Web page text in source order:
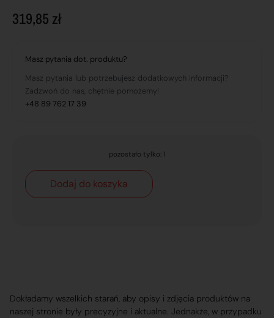
319,85 zł
Masz pytania dot. produktu?
Masz pytania lub potrzebujesz dodatkowych informacji?
Zadzwoń do nas, chętnie pomożemy!
+48 89 762 17 39
pozostało tylko: 1
Dodaj do koszyka
Dokładamy wszelkich starań, aby opisy i zdjęcia produktów na
naszej stronie były precyzyjne i aktualne. Jednakże, w przypadku